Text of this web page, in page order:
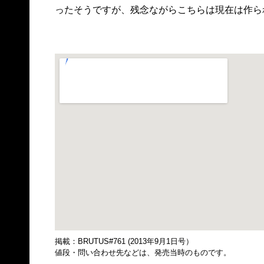
ったそうですが、残念ながらこちらは現在は作ら
掲載：BRUTUS#761 (2013年9月1日号）
値段・問い合わせ先などは、発売当時のものです。